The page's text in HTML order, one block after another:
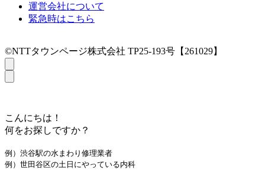
運営会社について
緊急時はこちら
©NTTタウンページ株式会社 TP25-193号【261029】
こんにちは！
何をお探しですか？
例）渋谷駅の水まわり修理業者
例）世田谷区の土日にやっている内科